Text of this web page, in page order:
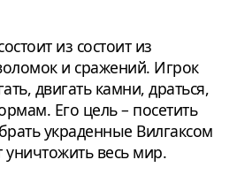
из состоит из
и сражений. Игрок
двигать камни, драться,
Его цель – посетить
украденные Вилгаксом
весь мир.